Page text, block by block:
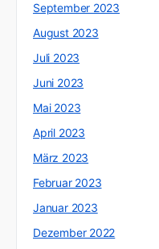
September 2023
August 2023
Juli 2023
Juni 2023
Mai 2023
April 2023
März 2023
Februar 2023
Januar 2023
Dezember 2022